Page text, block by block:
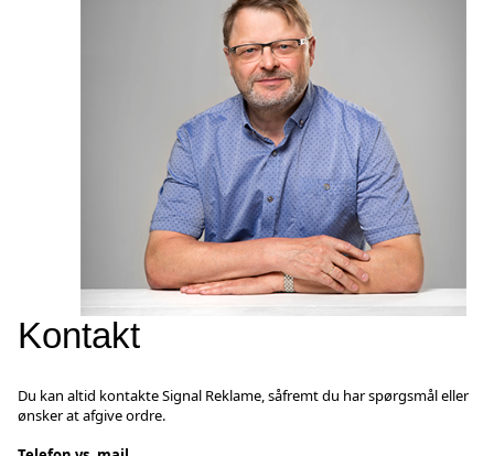
Kontakt
Du kan altid kontakte Signal Reklame, såfremt du har spørgsmål eller
ønsker at afgive ordre.